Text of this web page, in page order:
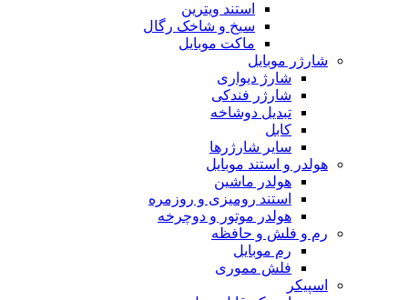
استند ویترین
سیخ و شاخک رگال
ماکت موبایل
شارژر موبایل
شارژ دیواری
شارژر فندکی
تبدیل دوشاخه
کابل
سایر شارژرها
هولدر و استند موبایل
هولدر ماشین
استند رومیزی و روزمره
هولدر موتور و دوچرخه
رم و فلش و حافظه
رم موبایل
فلش مموری
اسپیکر